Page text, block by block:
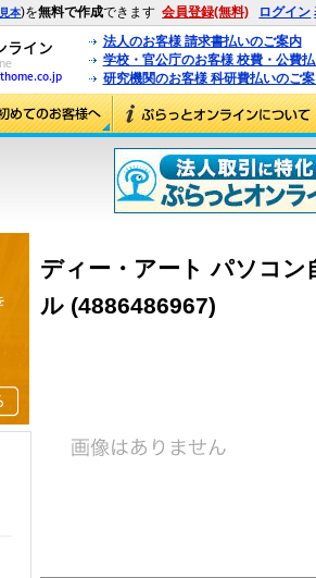
見本)を無料で作成できます 会員登録(無料) ログイン
法人のお客様 請求書払いのご案内
学校・官公庁のお客様 校費・公費
研究機関のお客様 科研費払いのご
ディー・アート パソコン
ル (4886486967)